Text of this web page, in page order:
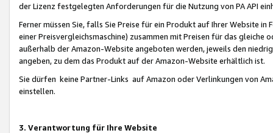
der Lizenz festgelegten Anforderungen für die Nutzung von PA API
Ferner müssen Sie, falls Sie Preise für ein Produkt auf Ihrer Website
einer Preisvergleichsmaschine) zusammen mit Preisen für das
außerhalb der Amazon-Website angeboten werden, jeweils den
angeben, zu dem das Produkt auf der Amazon-Website erhältlich ist.
Sie dürfen keine Partner-Links auf Amazon oder Verlinkungen von
einstellen.
3. Verantwortung für Ihre Website